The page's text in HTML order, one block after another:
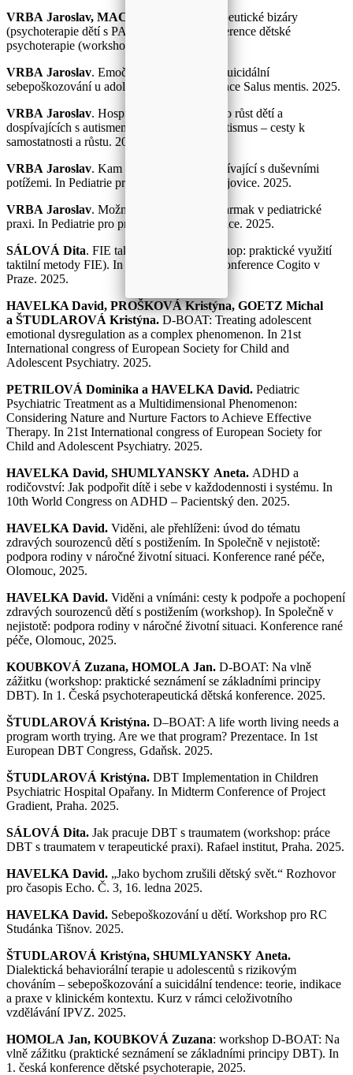
VRBA Jaroslav, MACHOVÁ Sára.
Terapeutické bizáry
(psychoterapie dětí s PAS). In 1. česká konference dětské
psychoterapie (workshop). 2025.
VRBA Jaroslav. Emoční dysregulace a nesuicidální
sebepoškozování u adolescentů. In Konference Salus mentis. 2025.
VRBA Jaroslav. Hospitalizace – prostor pro růst dětí a
dospívajících s autismem. In Konference Autismus – cesty k
samostatnosti a růstu. 2025.
VRBA Jaroslav. Kam směřovat děti a dospívající s duševními
potížemi. In Pediatrie pro praxi, České Budějovice. 2025.
VRBA Jaroslav. Možnosti využití psychofarmak v pediatrické
praxi. In Pediatrie pro praxi, České Budějovice. 2025.
SÁLOVÁ Dita. FIE taktilní v praxi (workshop: praktické využití
taktilní metody FIE). In XIV. mezinárodní konference Cogito v
Praze. 2025.
HAVELKA David, PROŠKOVÁ Kristýna, GOETZ Michal
a ŠTUDLAROVÁ Kristýna. D-BOAT: Treating adolescent
emotional dysregulation as a complex phenomenon. In 21st
International congress of European Society for Child and
Adolescent Psychiatry. 2025.
PETRILOVÁ Dominika a HAVELKA David. Pediatric
Psychiatric Treatment as a Multidimensional Phenomenon:
Considering Nature and Nurture Factors to Achieve Effective
Therapy. In 21st International congress of European Society for
Child and Adolescent Psychiatry. 2025.
HAVELKA David, SHUMLYANSKY Aneta. ADHD a
rodičovství: Jak podpořit dítě i sebe v každodennosti i systému. In
10th World Congress on ADHD – Pacientský den. 2025.
HAVELKA David. Viděni, ale přehlíženi: úvod do tématu
zdravých sourozenců dětí s postižením. In Společně v nejistotě:
podpora rodiny v náročné životní situaci. Konference rané péče,
Olomouc, 2025.
HAVELKA David. Viděni a vnímáni: cesty k podpoře a pochopení
zdravých sourozenců dětí s postižením (workshop). In Společně v
nejistotě: podpora rodiny v náročné životní situaci. Konference rané
péče, Olomouc, 2025.
KOUBKOVÁ Zuzana, HOMOLA Jan. D-BOAT: Na vlně
zážitku (workshop: praktické seznámení se základními principy
DBT). In 1. Česká psychoterapeutická dětská konference. 2025.
ŠTUDLAROVÁ Kristýna. D–BOAT: A life worth living needs a
program worth trying. Are we that program? Prezentace. In 1st
European DBT Congress, Gdaňsk. 2025.
ŠTUDLAROVÁ Kristýna. DBT Implementation in Children
Psychiatric Hospital Opařany. In Midterm Conference of Project
Gradient, Praha. 2025.
SÁLOVÁ Dita. Jak pracuje DBT s traumatem (workshop: práce
DBT s traumatem v terapeutické praxi). Rafael institut, Praha. 2025.
HAVELKA David. „Jako bychom zrušili dětský svět.“ Rozhovor
pro časopis Echo. Č. 3, 16. ledna 2025.
HAVELKA David. Sebepoškozování u dětí. Workshop pro RC
Studánka Tišnov. 2025.
ŠTUDLAROVÁ Kristýna, SHUMLYANSKY Aneta.
Dialektická behaviorální terapie u adolescentů s rizikovým
chováním – sebepoškozování a suicidální tendence: teorie, indikace
a praxe v klinickém kontextu. Kurz v rámci celoživotního
vzdělávání IPVZ. 2025.
HOMOLA Jan, KOUBKOVÁ Zuzana: workshop D-BOAT: Na
vlně zážitku (praktické seznámení se základními principy DBT). In
1. česká konference dětské psychoterapie, 2025.